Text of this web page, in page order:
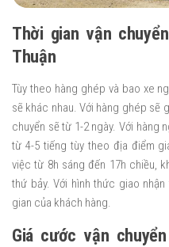
Thời gian vận
Thuận
Tùy theo hàng ghép và bao xe
sẽ khác nhau. Với hàng ghép sẽ
chuyển sẽ từ 1-2 ngày. Với hàng
từ 4-5 tiếng tùy theo địa điểm
việc từ 8h sáng đến 17h chiều,
thứ bảy. Với hình thức giao
gian của khách hàng.
Giá cước vận